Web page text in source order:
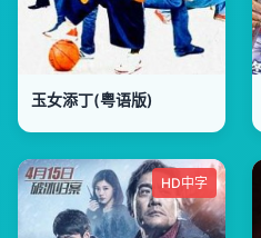
玉女添丁(粤语版)
HD中字